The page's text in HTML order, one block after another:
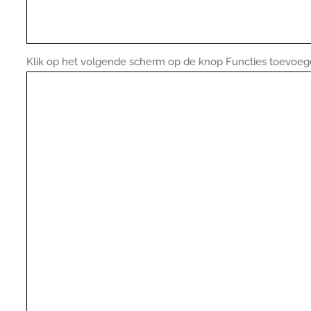
Klik op het volgende scherm op de knop Functies